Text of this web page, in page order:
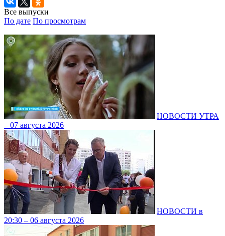
Все выпуски
По дате По просмотрам
НОВОСТИ УТРА
– 07 августа 2026
НОВОСТИ в
20:30 – 06 августа 2026